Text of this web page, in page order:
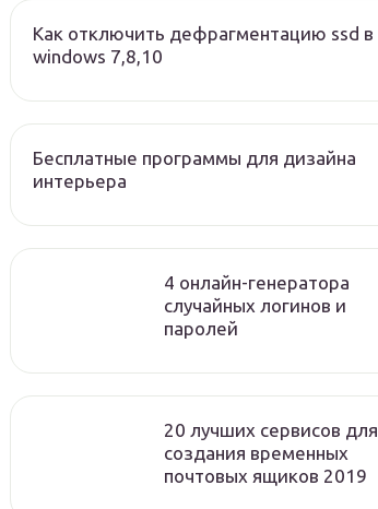
Как отключить дефрагментацию ssd в
windows 7,8,10
Бесплатные программы для дизайна
интерьера
4 онлайн-генератора
случайных логинов и
паролей
20 лучших сервисов для
создания временных
почтовых ящиков 2019